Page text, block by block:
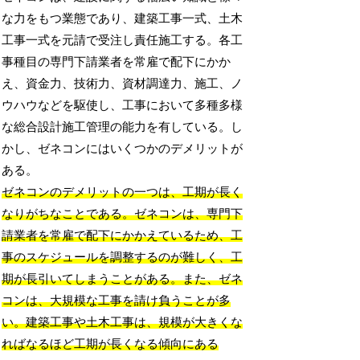
な力をもつ業態であり、建築工事一式、土木
工事一式を元請で受注し責任施工する。各工
事種目の専門下請業者を常雇で配下にかか
え、資金力、技術力、資材調達力、施工、ノ
ウハウなどを駆使し、工事において多種多様
な総合設計施工管理の能力を有している。し
かし、ゼネコンにはいくつかのデメリットが
ある。
ゼネコンのデメリットの一つは、工期が長く
なりがちなことである。ゼネコンは、専門下
請業者を常雇で配下にかかえているため、工
事のスケジュールを調整するのが難しく、工
期が長引いてしまうことがある。また、ゼネ
コンは、大規模な工事を請け負うことが多
い。建築工事や土木工事は、規模が大きくな
ればなるほど工期が長くなる傾向にある